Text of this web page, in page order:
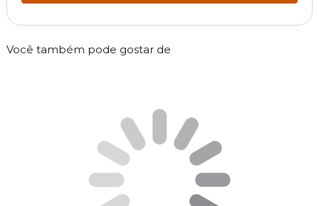
Você também pode gostar de